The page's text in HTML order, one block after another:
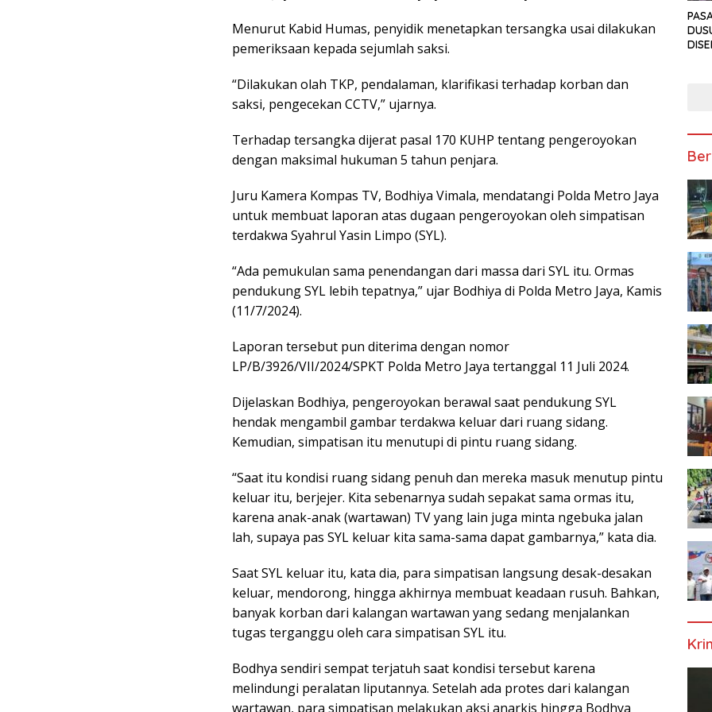
Menurut Kabid Humas, penyidik menetapkan tersangka usai dilakukan
pemeriksaan kepada sejumlah saksi.
“Dilakukan olah TKP, pendalaman, klarifikasi terhadap korban dan
saksi, pengecekan CCTV,” ujarnya.
Terhadap tersangka dijerat pasal 170 KUHP tentang pengeroyokan
dengan maksimal hukuman 5 tahun penjara.
Juru Kamera Kompas TV, Bodhiya Vimala, mendatangi Polda Metro Jaya
untuk membuat laporan atas dugaan pengeroyokan oleh simpatisan
terdakwa Syahrul Yasin Limpo (SYL).
“Ada pemukulan sama penendangan dari massa dari SYL itu. Ormas
pendukung SYL lebih tepatnya,” ujar Bodhiya di Polda Metro Jaya, Kamis
(11/7/2024).
Laporan tersebut pun diterima dengan nomor
LP/B/3926/VII/2024/SPKT Polda Metro Jaya tertanggal 11 Juli 2024.
Dijelaskan Bodhiya, pengeroyokan berawal saat pendukung SYL
hendak mengambil gambar terdakwa keluar dari ruang sidang.
Kemudian, simpatisan itu menutupi di pintu ruang sidang.
“Saat itu kondisi ruang sidang penuh dan mereka masuk menutup pintu
keluar itu, berjejer. Kita sebenarnya sudah sepakat sama ormas itu,
karena anak-anak (wartawan) TV yang lain juga minta ngebuka jalan
lah, supaya pas SYL keluar kita sama-sama dapat gambarnya,” kata dia.
Saat SYL keluar itu, kata dia, para simpatisan langsung desak-desakan
keluar, mendorong, hingga akhirnya membuat keadaan rusuh. Bahkan,
banyak korban dari kalangan wartawan yang sedang menjalankan
tugas terganggu oleh cara simpatisan SYL itu.
Bodhya sendiri sempat terjatuh saat kondisi tersebut karena
melindungi peralatan liputannya. Setelah ada protes dari kalangan
wartawan, para simpatisan melakukan aksi anarkis hingga Bodhya